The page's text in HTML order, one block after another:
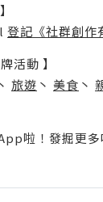
登記《社群創作
活動 】
旅遊 丶 美食 丶
啦！發掘更多